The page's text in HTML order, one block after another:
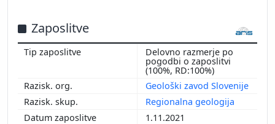
Zaposlitve
Delovno razmerje po
pogodbi o zaposlitvi
(100%, RD:100%)
Geološki zavod Slovenije
Regionalna geologija
1.11.2021